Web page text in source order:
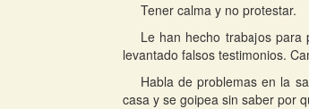
Tener calma y no protestar.
Le han hecho trabajos
levantado falsos testimonios.
Habla de problemas en la
casa y se goipea sin saber por